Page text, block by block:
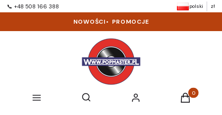
📞 +48 508 166 388 polski zł
NOWOŚCI• PROMOCJE
Menu Otwórz wyszukiwarkę
Szukaj Zaloguj się Produkty w
Koszyk